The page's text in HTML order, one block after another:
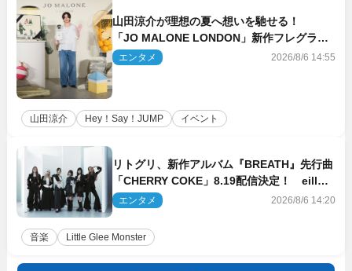
山田涼介が理想の夏へ想いを馳せる！
「JO MALONE LONDON」新作フレグラン
スを体験
エンタメ 2026/8/6 14:55
山田涼介 Hey！Say！JUMP イベント
リトグリ、新作アルバム『BREATH』先行曲
「CHERRY COKE」8.19配信決定！ eill書
き下ろしのラブソング
エンタメ 2026/8/6 14:20
音楽 Little Glee Monster